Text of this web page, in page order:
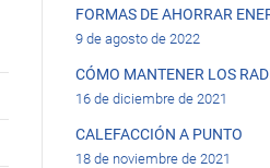
FORMAS DE AHORRAR
9 de agosto de 2022
CÓMO MANTENER LOS
16 de diciembre de 2021
CALEFACCIÓN A PUNTO
18 de noviembre de 2021